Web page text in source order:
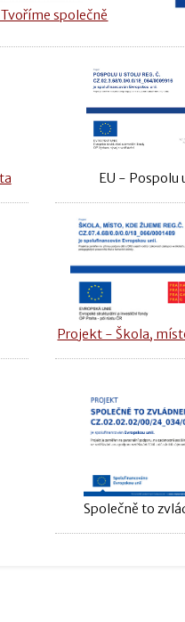
společně
EU - Pospolu
Projekt - Škola,
Společně to